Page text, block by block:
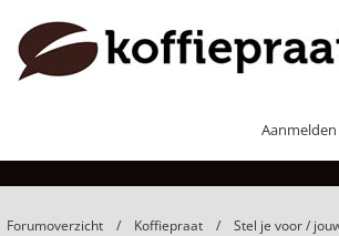
Aanmelden
Stel je voor / jouw set-up
Forumoverzicht Koffiepraat Stel je voor /